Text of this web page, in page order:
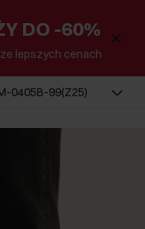
DO -60%
lepszych cenach
0405B-99(Z25)